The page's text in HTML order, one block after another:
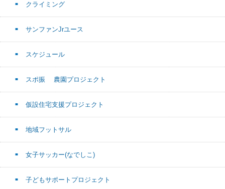
クライミング
サンファンJrユース
スケジュール
スポ振 農園プロジェクト
仮設住宅支援プロジェクト
地域フットサル
女子サッカー(なでしこ)
子どもサポートプロジェクト